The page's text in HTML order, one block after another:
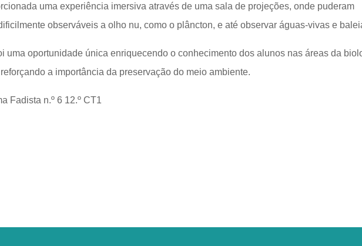
uma experiência imersiva através de uma sala de projeções, onde puderam
observáveis a olho nu, como o plâncton, e até observar águas-vivas e
uma oportunidade única enriquecendo o conhecimento dos alunos nas áreas da
a importância da preservação do meio ambiente.
Fadista n.º 6 12.º CT1